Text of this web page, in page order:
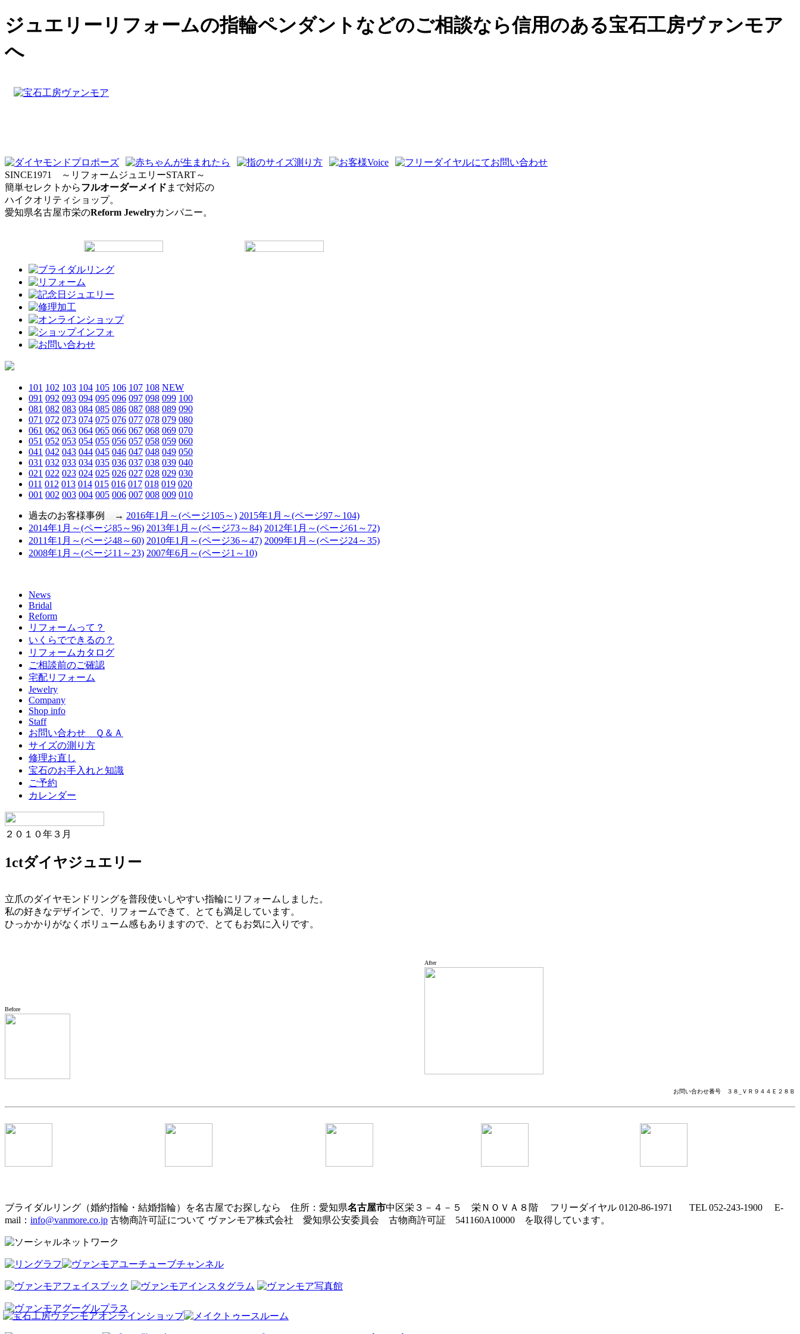
ジュエリーリフォームの指輪ペンダントなどのご相談なら信用のある宝石工房ヴァンモア
へ
SINCE1971 ～リフォームジュエリーSTART～
簡単セレクトからフルオーダーメイド まで対応の
ハイクオリティショップ。
愛知県名古屋市栄のReform Jewelryカンパニー。
101 102 103 104 105 106 107 108 NEW
091 092 093 094 095 096 097 098 099 100
081 082 083 084 085 086 087 088 089 090
071 072 073 074 075 076 077 078 079 080
061 062 063 064 065 066 067 068 069 070
051 052 053 054 055 056 057 058 059 060
041 042 043 044 045 046 047 048 049 050
031 032 033 034 035 036 037 038 039 040
021 022 023 024 025 026 027 028 029 030
011 012 013 014 015 016 017 018 019 020
001 002 003 004 005 006 007 008 009 010
過去のお客様事例 → 2016年1月～(ページ105～) 2015年1月～(ページ97～104)
2014年1月～(ページ85～96) 2013年1月～(ページ73～84) 2012年1月～(ページ61～72)
2011年1月～(ページ48～60) 2010年1月～(ページ36～47) 2009年1月～(ページ24～35)
2008年1月～(ページ11～23) 2007年6月～(ページ1～10)
News
Bridal
Reform
リフォームって？
いくらでできるの？
リフォームカタログ
ご相談前のご確認
宅配リフォーム
Jewelry
Company
Shop info
Staff
お問い合わせ Ｑ＆Ａ
サイズの測り方
修理お直し
宝石のお手入れと知識
ご予約
カレンダー
２０１０年３月
1ctダイヤジュエリー
立爪のダイヤモンドリングを普段使いしやすい指輪にリフォームしました。
私の好きなデザインで、リフォームできて、とても満足しています。
ひっかかりがなくボリューム感もありますので、とてもお気に入りです。
After
Before
お問い合わせ番号 ３８_ＶＲ９４４Ｅ２８Ｂ
ブライダルリング（婚約指輪・結婚指輪）を名古屋でお探しなら 住所：愛知県名古屋市中区栄３－４－５ 栄ＮＯＶＡ８階 フリーダイヤル 0120-86-1971 TEL 052-243-1900 E-
mail： info@vanmore.co.jp 古物商許可証について ヴァンモア株式会社 愛知県公安委員会 古物商許可証 541160A10000 を取得しています。